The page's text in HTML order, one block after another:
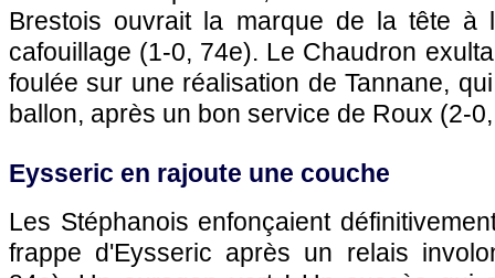
Brestois ouvrait la marque de la tête à
cafouillage (1-0, 74e). Le Chaudron
foulée sur une réalisation de Tannane,
ballon, après un bon service de Roux (2-
Eysseric en rajoute une couche
Les Stéphanois enfonçaient
frappe d'Eysseric après un relais